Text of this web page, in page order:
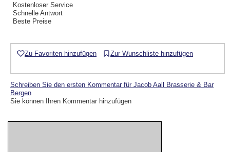
Kostenloser Service
Schnelle Antwort
Beste Preise
Zu Favoriten hinzufügen Zur Wunschliste hinzufügen
Schreiben Sie den ersten Kommentar für Jacob Aall Brasserie & Bar
Bergen
Sie können Ihren Kommentar hinzufügen